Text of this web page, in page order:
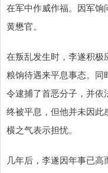
在军中作威作福。因军饷
黄懋官。
在叛乱发生时，李遂积极
粮饷待遇来平息事态。同
令逮捕了首恶分子，并
终被平息，但他并未因
横之气表示担忧。
几年后，李遂因年事已